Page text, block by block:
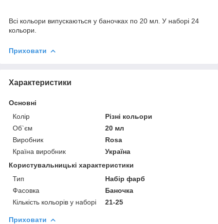
Всі кольори випускаються у баночках по 20 мл. У наборі 24
кольори.
Приховати
Характеристики
Основні
Колір
Різні кольори
Об`єм
20 мл
Виробник
Rosa
Країна виробник
Україна
Користувальницькі характеристики
Тип
Набір фарб
Фасовка
Баночка
Кількість кольорів у наборі
21-25
Приховати